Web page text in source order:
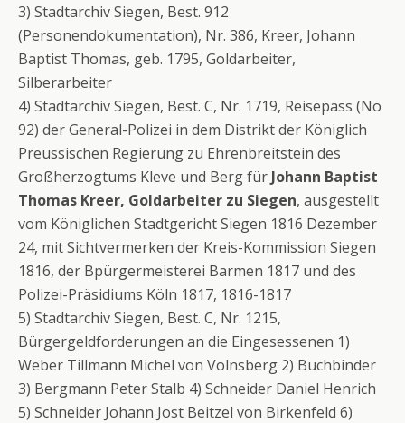
3) Stadtarchiv Siegen, Best. 912
(Personendokumentation), Nr. 386, Kreer, Johann
Baptist Thomas, geb. 1795, Goldarbeiter,
Silberarbeiter
4) Stadtarchiv Siegen, Best. C, Nr. 1719, Reisepass (No
92) der General-Polizei in dem Distrikt der Königlich
Preussischen Regierung zu Ehrenbreitstein des
Großherzogtums Kleve und Berg für Johann Baptist
Thomas Kreer, Goldarbeiter zu Siegen, ausgestellt
vom Königlichen Stadtgericht Siegen 1816 Dezember
24, mit Sichtvermerken der Kreis-Kommission Siegen
1816, der Bpürgermeisterei Barmen 1817 und des
Polizei-Präsidiums Köln 1817, 1816-1817
5) Stadtarchiv Siegen, Best. C, Nr. 1215,
Bürgergeldforderungen an die Eingesessenen 1)
Weber Tillmann Michel von Volnsberg 2) Buchbinder
3) Bergmann Peter Stalb 4) Schneider Daniel Henrich
5) Schneider Johann Jost Beitzel von Birkenfeld 6)